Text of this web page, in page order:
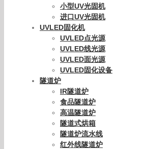
小型UV光固机
进口UV光固机
UVLED固化机
UVLED点光源
UVLED线光源
UVLED面光源
UVLED固化设备
隧道炉
IR隧道炉
食品隧道炉
高温隧道炉
隧道式烘箱
隧道炉流水线
红外线隧道炉